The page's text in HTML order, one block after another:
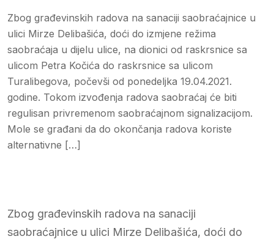
Zbog građevinskih radova na sanaciji saobraćajnice u
ulici Mirze Delibašića, doći do izmjene režima
saobraćaja u dijelu ulice, na dionici od raskrsnice sa
ulicom Petra Kočića do raskrsnice sa ulicom
Turalibegova, počevši od ponedeljka 19.04.2021.
godine. Tokom izvođenja radova saobraćaj će biti
regulisan privremenom saobraćajnom signalizacijom.
Mole se građani da do okončanja radova koriste
alternativne […]
Zbog građevinskih radova na sanaciji
saobraćajnice u ulici Mirze Delibašića, doći do